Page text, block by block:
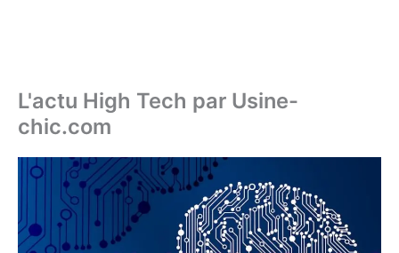
L'actu High Tech par Usine-
chic.com